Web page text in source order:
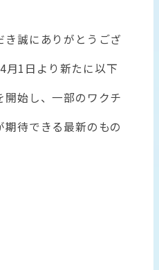
誠にありがとうござ
月1日より新たに以下
始し、一部のワクチ
待できる最新のもの